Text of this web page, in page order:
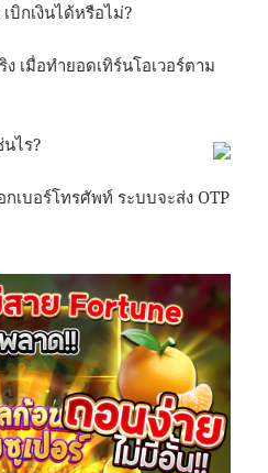
บิกเงินได้หรือไม่?
เมื่อทำยอดเทิร์นโอเวอร์ตาม
ไร?
เบอร์โทรศัพท์ ระบบจะส่ง OTP